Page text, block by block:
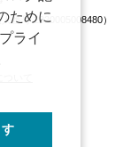
番号 2020005008480）
ために
ライ